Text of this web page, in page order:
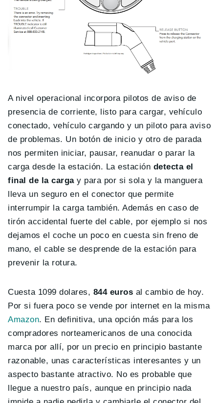
A nivel operacional incorpora pilotos de aviso de
presencia de corriente, listo para cargar, vehículo
conectado, vehículo cargando y un piloto para aviso
de problemas. Un botón de inicio y otro de parada
nos permiten iniciar, pausar, reanudar o parar la
carga desde la estación. La estación detecta el
final de la cargay para por si sola y la manguera
lleva un seguro en el conector que permite
interrumpir la carga también. Además en caso de
tirón accidental fuerte del cable, por ejemplo si nos
dejamos el coche un poco en cuesta sin freno de
mano, el cable se desprende de la estación para
prevenir la rotura.
Cuesta 1099 dolares, 844 euros al cambio de hoy.
Por si fuera poco se vende por internet en la misma
Amazon. En definitiva, una opción más para los
compradores norteamericanos de una conocida
marca por allí, por un precio en principio bastante
razonable, unas características interesantes y un
aspecto bastante atractivo. No es probable que
llegue a nuestro país, aunque en principio nada